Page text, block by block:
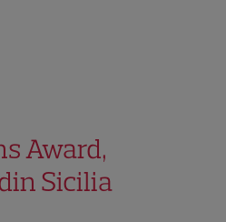
Award,
Sicilia